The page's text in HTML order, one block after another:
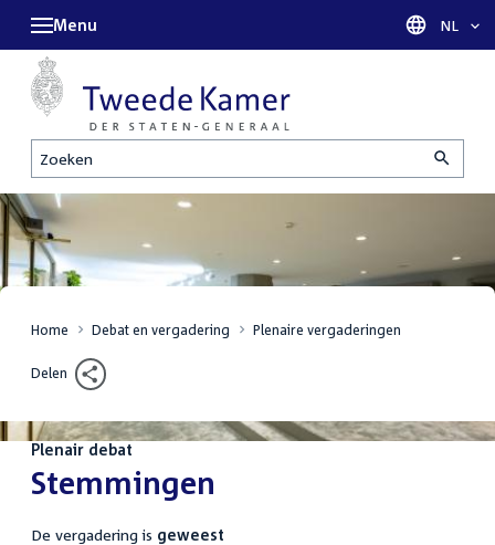
Zoeken
Menu Taal
NL
Home Debat en vergadering Plenaire vergaderingen
Delen
Plenair debat
:Stemmingen
De vergadering is geweest